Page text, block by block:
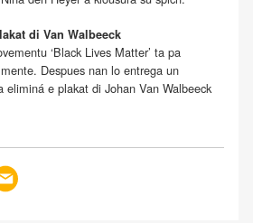
di Van Walbeeck
‘Black Lives Matter’ ta pa
Despues nan lo entrega un
eliminá e plakat di Johan Van Walbeeck